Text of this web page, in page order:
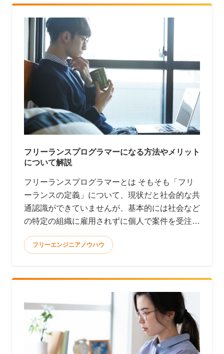
フリーランスプログラマーになる方法やメリット
について解説
フリーランスプログラマーとは そもそも「フリ
ーランスの定義」について、現状だと社会的な共
通認識ができていませんが、基本的には社会など
の特定の組織に雇用されずに個人で案件を受注し
フリーエンジニアノウハウ